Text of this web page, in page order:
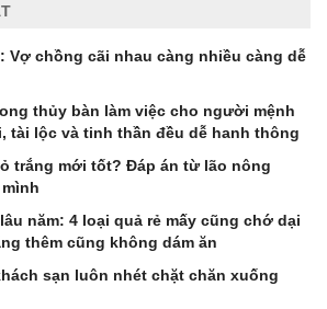
Vợ chồng cãi nhau càng nhiều càng dễ
thủy bàn làm việc cho người mệnh
tài lộc và tinh thần đều dễ hanh thông
trắng mới tốt? Đáp án từ lão nông
năm: 4 loại quả rẻ mấy cũng chớ dại
thêm cũng không dám ăn
sạn luôn nhét chặt chăn xuống